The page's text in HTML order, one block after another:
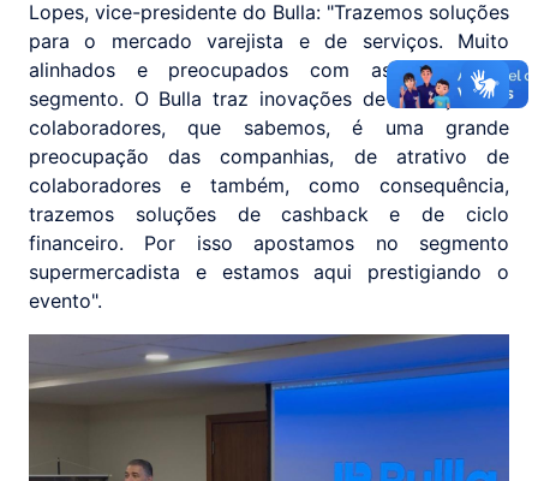
Lopes, vice-presidente do Bulla: "Trazemos soluções
para o mercado varejista e de serviços. Muito
alinhados e preocupados com as dores do
segmento. O Bulla traz inovações de retenção de
colaboradores, que sabemos, é uma grande
preocupação das companhias, de atrativo de
colaboradores e também, como consequência,
trazemos soluções de cashback e de ciclo
financeiro. Por isso apostamos no segmento
supermercadista e estamos aqui prestigiando o
evento".